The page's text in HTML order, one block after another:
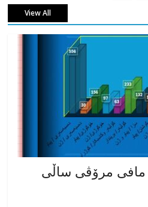
View All
مافی مرۆڤی ساڵی